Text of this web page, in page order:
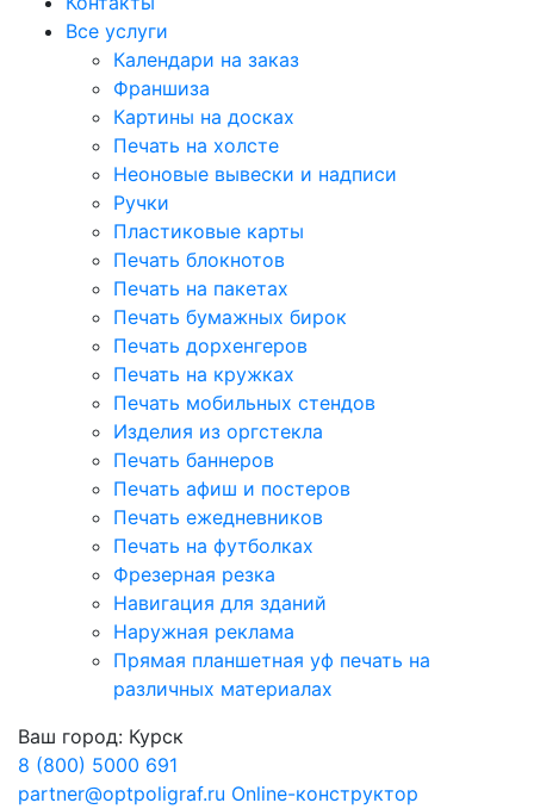
Все услуги
Календари на заказ
Франшиза
Картины на досках
Печать на холсте
Неоновые вывески и надписи
Ручки
Пластиковые карты
Печать блокнотов
Печать на пакетах
Печать бумажных бирок
Печать дорхенгеров
Печать на кружках
Печать мобильных стендов
Изделия из оргстекла
Печать баннеров
Печать афиш и постеров
Печать ежедневников
Печать на футболках
Фрезерная резка
Навигация для зданий
Наружная реклама
Прямая планшетная уф печать на
различных материалах
Ваш город: Курск
8 (800) 5000 691
partner@optpoligraf.ru Online-конструктор